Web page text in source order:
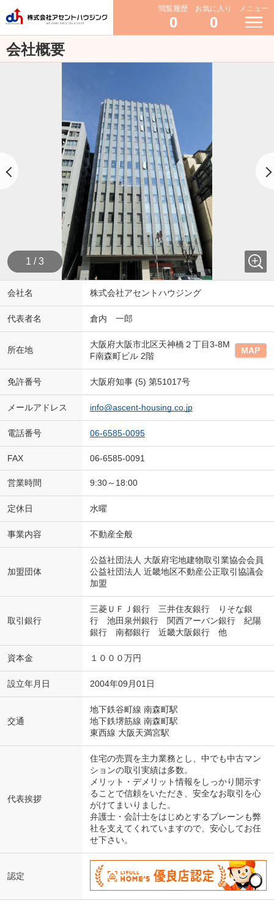
閲覧履歴
0
お気に入り
0
メニュー
会社概要
1 / 3
会社名 株式会社アセントハウジング
代表者名 倉内 一郎
所在地
大阪府大阪市北区天神橋２丁目3-8M
F南森町ビル 2階
MAP
免許番号 大阪府知事 (5) 第51017号
メールアドレス info@ascent-housing.co.jp
電話番号 06-6585-0095
FAX 06-6585-0091
営業時間 9:30～18:00
定休日 水曜
事業内容 不動産全般
加盟団体
公益社団法人 大阪府宅地建物取引業協会会員
公益社団法人 近畿地区不動産公正取引協議会
加盟
取引銀行
三菱ＵＦＪ銀行 三井住友銀行 りそな銀
行 池田泉州銀行 関西アーバン銀行 紀陽
銀行 南都銀行 近畿大阪銀行 他
資本金 １０００万円
設立年月日 2004年09月01日
交通
地下鉄谷町線 南森町駅
地下鉄堺筋線 南森町駅
東西線 大阪天満宮駅
代表挨拶
住宅の売買を主力業務とし、中でも中古マン
ションの取引実績は多数。
メリット・デメリット情報をしっかり開示す
ることで信頼をいただき、安全なお取引を心
がけてまいりました。
弁護士・会計士をはじめとするブレーンも弊
社を支えてくれていますので、安心してお任
せ下さい。
認定